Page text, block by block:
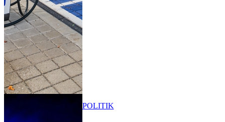
POLITIK